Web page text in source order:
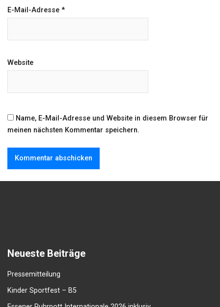
E-Mail-Adresse *
Website
Name, E-Mail-Adresse und Website in diesem Browser für
meinen nächsten Kommentar speichern.
Neueste Beiträge
Pressemitteilung
Kinder Sportfest – B5